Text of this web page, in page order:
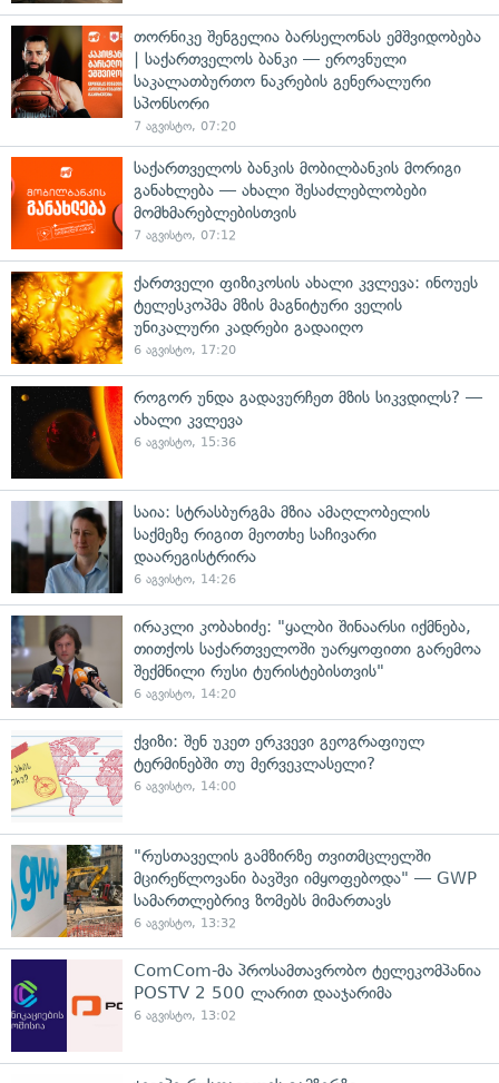
თორნიკე შენგელია ბარსელონას ემშვიდობება
| საქართველოს ბანკი — ეროვნული
საკალათბურთო ნაკრების გენერალური
სპონსორი
7 აგვისტო, 07:20
საქართველოს ბანკის მობილბანკის მორიგი
განახლება — ახალი შესაძლებლობები
მომხმარებლებისთვის
7 აგვისტო, 07:12
ქართველი ფიზიკოსის ახალი კვლევა: ინოუეს
ტელესკოპმა მზის მაგნიტური ველის
უნიკალური კადრები გადაიღო
6 აგვისტო, 17:20
როგორ უნდა გადავურჩეთ მზის სიკვდილს? —
ახალი კვლევა
6 აგვისტო, 15:36
საია: სტრასბურგმა მზია ამაღლობელის
საქმეზე რიგით მეოთხე საჩივარი
დაარეგისტრირა
6 აგვისტო, 14:26
ირაკლი კობახიძე: "ყალბი შინაარსი იქმნება,
თითქოს საქართველოში უარყოფითი გარემოა
შექმნილი რუსი ტურისტებისთვის"
6 აგვისტო, 14:20
ქვიზი: შენ უკეთ ერკვევი გეოგრაფიულ
ტერმინებში თუ მერვეკლასელი?
6 აგვისტო, 14:00
"რუსთაველის გამზირზე თვითმცლელში
მცირეწლოვანი ბავშვი იმყოფებოდა" — GWP
სამართლებრივ ზომებს მიმართავს
6 აგვისტო, 13:32
ComCom-მა პროსამთავრობო ტელეკომპანია
POSTV 2 500 ლარით დააჯარიმა
6 აგვისტო, 13:02